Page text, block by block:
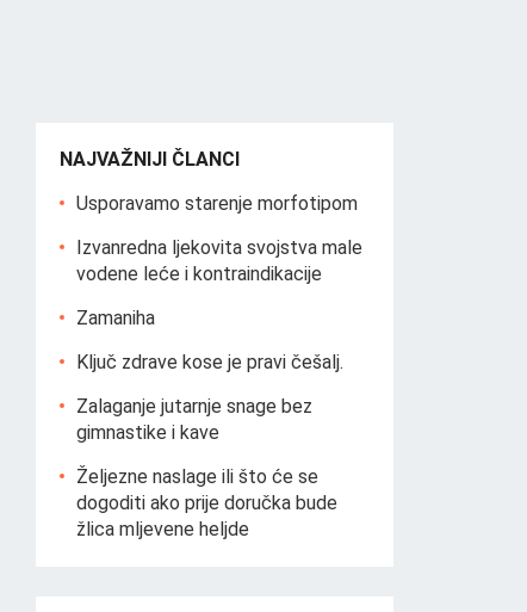
NAJVAŽNIJI ČLANCI
Usporavamo starenje morfotipom
Izvanredna ljekovita svojstva male
vodene leće i kontraindikacije
Zamaniha
Ključ zdrave kose je pravi češalj.
Zalaganje jutarnje snage bez
gimnastike i kave
Željezne naslage ili što će se
dogoditi ako prije doručka bude
žlica mljevene heljde